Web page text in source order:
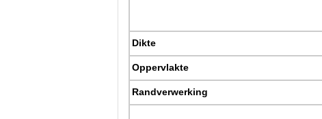
Dikte
Oppervlakte
Randverwerking